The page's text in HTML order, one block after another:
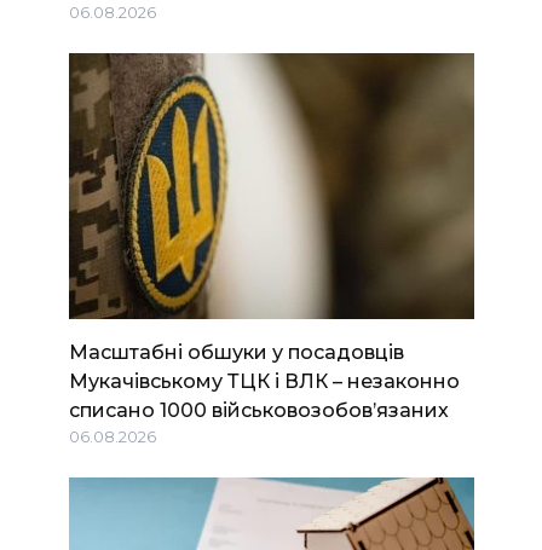
06.08.2026
Масштабні обшуки у посадовців
Мукачівському ТЦК і ВЛК – незаконно
списано 1000 військовозобов’язаних
06.08.2026